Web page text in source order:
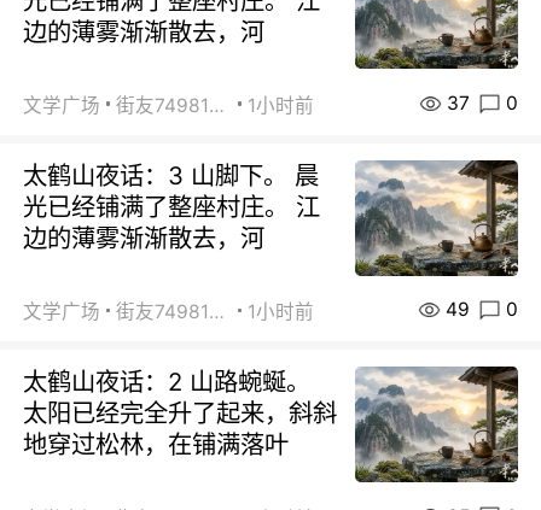
边的薄雾渐渐散去，河
文学广场 街友74981146 1小时前 37 0
太鹤山夜话：3 山脚下。 晨
光已经铺满了整座村庄。 江
边的薄雾渐渐散去，河
文学广场 街友74981146 1小时前 49 0
太鹤山夜话：2 山路蜿蜒。
太阳已经完全升了起来，斜斜
地穿过松林，在铺满落叶